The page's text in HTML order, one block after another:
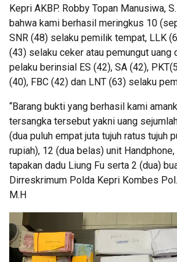
Kepri AKBP. Robby Topan Manusiwa,
bahwa kami berhasil meringkus 10
SNR (48) selaku pemilik tempat, LLK
(43) selaku ceker atau pemungut uang
pelaku berinsial ES (42), SA (42),
(40), FBC (42) dan LNT (63) selaku
“Barang bukti yang berhasil kami
tersangka tersebut yakni uang
(dua puluh empat juta tujuh ratus tujuh
rupiah), 12 (dua belas) unit
tapakan dadu Liung Fu serta 2 (dua)
Dirreskrimum Polda Kepri Kombes
M.H